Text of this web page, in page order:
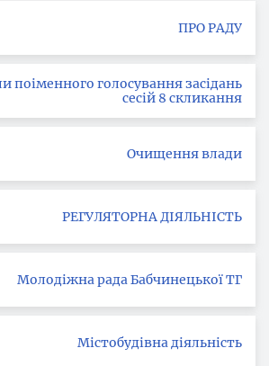
ПРО РАДУ
поіменного голосування засідань
сесій 8 скликання
Очищення влади
РЕГУЛЯТОРНА ДІЯЛЬНІСТЬ
Молодіжна рада Бабчинецької ТГ
Містобудівна діяльність